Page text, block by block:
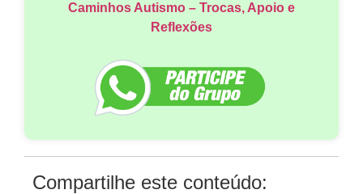
Caminhos Autismo – Trocas, Apoio e
Reflexões
Compartilhe este conteúdo: